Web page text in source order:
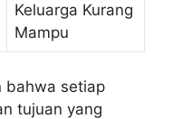
Keluarga Kurang
Mampu
bahwa setiap
tujuan yang